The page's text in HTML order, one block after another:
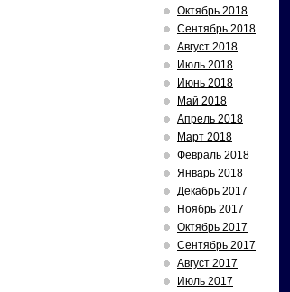
Октябрь 2018
Сентябрь 2018
Август 2018
Июль 2018
Июнь 2018
Май 2018
Апрель 2018
Март 2018
Февраль 2018
Январь 2018
Декабрь 2017
Ноябрь 2017
Октябрь 2017
Сентябрь 2017
Август 2017
Июль 2017